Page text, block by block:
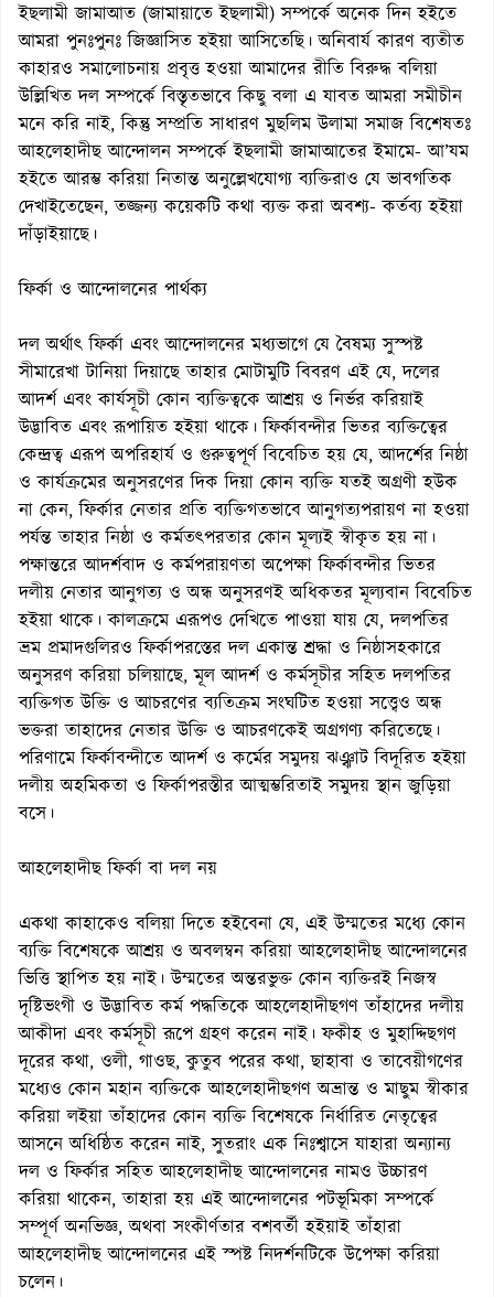
ইছলামী জামাআত (জামায়াতে ইছলামী) সম্পর্কে অনেক দিন হইতে
আমরা পুনঃপুনঃ জিজ্ঞাসিত হইয়া আসিতেছি। অনিবার্য কারণ ব্যতীত
কাহারও সমালোচনায় প্রবৃত্ত হওয়া আমাদের রীতি বিরুদ্ধ বলিয়া
উল্লিখিত দল সম্পর্কে বিস্তৃতভাবে কিছু বলা এ যাবত আমরা সমীচীন
মনে করি নাই, কিন্তু সম্প্রতি সাধারণ মুছলিম উলামা সমাজ বিশেষতঃ
আহলেহাদীছ আন্দোলন সম্পর্কে ইছলামী জামাআতের ইমামে- আ’যম
হইতে আরম্ভ করিয়া নিতান্ত অনুল্লেখযোগ্য ব্যক্তিরাও যে ভাবগতিক
দেখাইতেছেন, তজ্জন্য কয়েকটি কথা ব্যক্ত করা অবশ্য- কর্তব্য হইয়া
দাঁড়াইয়াছে।
ফির্কা ও আন্দোলনের পার্থক্য
দল অর্থাৎ ফির্কা এবং আন্দোলনের মধ্যভাগে যে বৈষম্য সুস্পষ্ট
সীমারেখা টানিয়া দিয়াছে তাহার মোটামুটি বিবরণ এই যে, দলের
আদর্শ এবং কার্যসূচী কোন ব্যক্তিত্বকে আশ্রয় ও নির্ভর করিয়াই
উদ্ভাবিত এবং রূপায়িত হইয়া থাকে। ফির্কাবন্দীর ভিতর ব্যক্তিত্বের
কেন্দ্রত্ব এরূপ অপরিহার্য ও গুরুত্বপূর্ণ বিবেচিত হয় যে, আদর্শের নিষ্ঠা
ও কার্যক্রমের অনুসরণের দিক দিয়া কোন ব্যক্তি যতই অগ্রণী হউক
না কেন, ফির্কার নেতার প্রতি ব্যক্তিগতভাবে আনুগত্যপরায়ণ না হওয়া
পর্যন্ত তাহার নিষ্ঠা ও কর্মতৎপরতার কোন মূল্যই স্বীকৃত হয় না।
পক্ষান্তরে আদর্শবাদ ও কর্মপরায়ণতা অপেক্ষা ফির্কাবন্দীর ভিতর
দলীয় নেতার আনুগত্য ও অন্ধ অনুসরণই অধিকতর মূল্যবান বিবেচিত
হইয়া থাকে। কালক্রমে এরূপও দেখিতে পাওয়া যায় যে, দলপতির
ভ্রম প্রমাদগুলিরও ফির্কাপরস্তের দল একান্ত শ্রদ্ধা ও নিষ্ঠাসহকারে
অনুসরণ করিয়া চলিয়াছে, মূল আদর্শ ও কর্মসূচীর সহিত দলপতির
ব্যক্তিগত উক্তি ও আচরণের ব্যতিক্রম সংঘটিত হওয়া সত্ত্বেও অন্ধ
ভক্তরা তাহাদের নেতার উক্তি ও আচরণকেই অগ্রগণ্য করিতেছে।
পরিণামে ফির্কাবন্দীতে আদর্শ ও কর্মের সমুদয় ঝঞ্ঝাট বিদূরিত হইয়া
দলীয় অহমিকতা ও ফির্কাপরস্তীর আত্মম্ভরিতাই সমুদয় স্থান জুড়িয়া
বসে।
আহলেহাদীছ ফির্কা বা দল নয়
একথা কাহাকেও বলিয়া দিতে হইবেনা যে, এই উম্মতের মধ্যে কোন
ব্যক্তি বিশেষকে আশ্রয় ও অবলম্বন করিয়া আহলেহাদীছ আন্দোলনের
ভিত্তি স্থাপিত হয় নাই। উম্মতের অন্তরভুক্ত কোন ব্যক্তিরই নিজস্ব
দৃষ্টিভংগী ও উদ্ভাবিত কর্ম পদ্ধতিকে আহলেহাদীছগণ তাঁহাদের দলীয়
আকীদা এবং কর্মসূচী রূপে গ্রহণ করেন নাই। ফকীহ ও মুহাদ্দিছগণ
দূরের কথা, ওলী, গাওছ, কুতুব পরের কথা, ছাহাবা ও তাবেয়ীগণের
মধ্যেও কোন মহান ব্যক্তিকে আহলেহাদীছগণ অভ্রান্ত ও মাছুম স্বীকার
করিয়া লইয়া তাঁহাদের কোন ব্যক্তি বিশেষকে নির্ধারিত নেতৃত্বের
আসনে অধিষ্ঠিত করেন নাই, সুতরাং এক নিঃশ্বাসে যাহারা অন্যান্য
দল ও ফির্কার সহিত আহলেহাদীছ আন্দোলনের নামও উচ্চারণ
করিয়া থাকেন, তাহারা হয় এই আন্দোলনের পটভূমিকা সম্পর্কে
সম্পূর্ণ অনভিজ্ঞ, অথবা সংকীর্ণতার বশবর্তী হইয়াই তাঁহারা
আহলেহাদীছ আন্দোলনের এই স্পষ্ট নিদর্শনটিকে উপেক্ষা করিয়া
চলেন।